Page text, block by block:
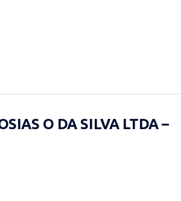
O DA SILVA LTDA –